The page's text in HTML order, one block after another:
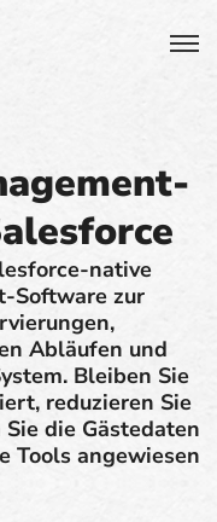
native
Software zur
Abläufen und
Bleiben Sie
reduzieren Sie
die Gästedaten
Tools angewiesen